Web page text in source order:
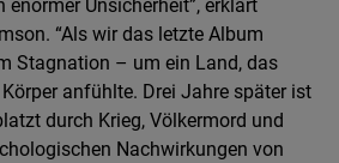
enormer Unsicherheit”, erklärt
“Als wir das letzte Album
Stagnation – um ein Land, das
anfühlte. Drei Jahre später ist
durch Krieg, Völkermord und
Nachwirkungen von